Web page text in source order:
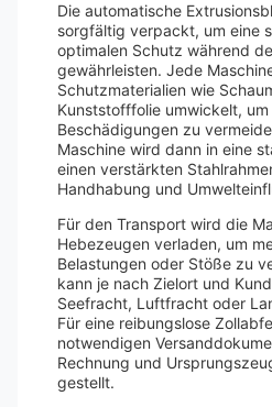
Die automatische
sorgfältig verpackt, um eine
optimalen Schutz während
gewährleisten. Jede
Schutzmaterialien wie
Kunststofffolie umwickelt,
Beschädigungen zu
Maschine wird dann in eine
einen verstärkten
Handhabung und
Für den Transport wird die
Hebezeugen verladen, um
Belastungen oder Stöße zu
kann je nach Zielort und
Seefracht, Luftfracht oder
Für eine reibungslose
notwendigen
Rechnung und
gestellt.